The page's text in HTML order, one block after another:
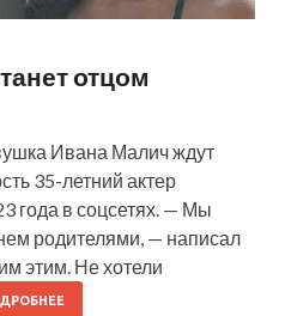
отцом
Ивана Малич ждут
35-летний актер
года в соцсетях. — Мы
родителями, — написал
этим. Не хотели